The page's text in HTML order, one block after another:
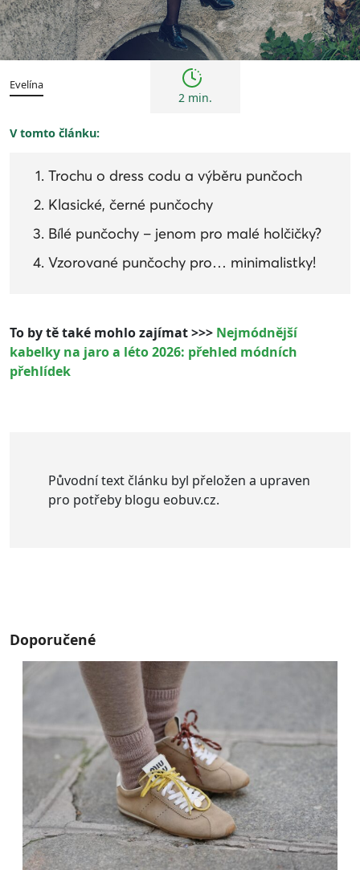
Tipy
Evelína
2 min.
V tomto článku:
Trochu o dress codu a výběru punčoch
Klasické, černé punčochy
Bílé punčochy – jenom pro malé holčičky?
Vzorované punčochy pro… minimalistky!
To by tě také mohlo zajímat >>> Nejmódnější
kabelky na jaro a léto 2026: přehled módních
přehlídek
Původní text článku byl přeložen a upraven
pro potřeby blogu eobuv.cz.
Doporučené